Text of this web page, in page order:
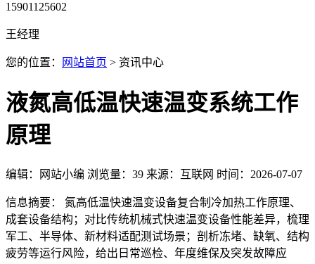
15901125602
王经理
您的位置： 网站首页 > 资讯中心
液氮高低温快速温变系统工作
原理
编辑：网站小编 浏览量： 39 来源：互联网 时间：2026-07-07
信息摘要： 氮高低温快速温变设备复合制冷加热工作原理、
成套设备结构；对比传统机械式快速温变设备性能差异，梳理
军工、半导体、新材料适配测试场景；剖析冻堵、缺氧、结构
疲劳等运行风险，给出日常巡检、年度维保及突发故障应